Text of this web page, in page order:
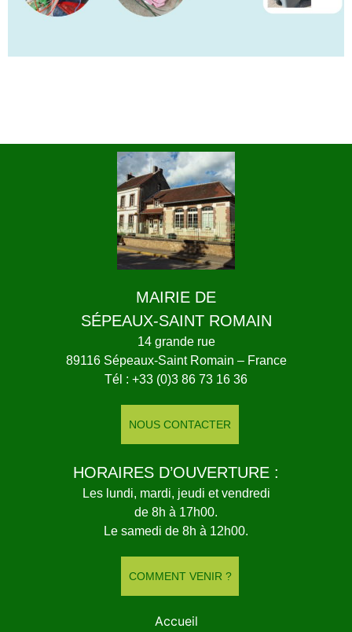
MAIRIE DE
SÉPEAUX-SAINT ROMAIN
14 grande rue
89116 Sépeaux-Saint Romain – France
Tél : +33 (0)3 86 73 16 36
NOUS CONTACTER
HORAIRES D’OUVERTURE :
Les lundi, mardi, jeudi et vendredi
de 8h à 17h00.
Le samedi de 8h à 12h00.
COMMENT VENIR ?
Accueil